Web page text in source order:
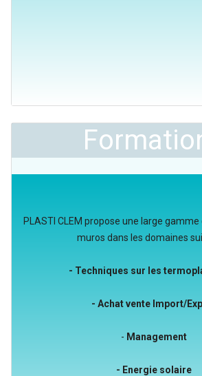
PLASTI CLEM propose une large
muros dans les domaines
- Techniques sur les
- Achat vente Import/
- Management
- Energie solaire